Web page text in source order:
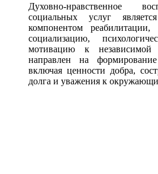
Духовно-нравственное
социальных услуг
компонентом реабилитации,
социализацию,
мотивацию к
направлен на
включая ценности добра,
долга и уважения к